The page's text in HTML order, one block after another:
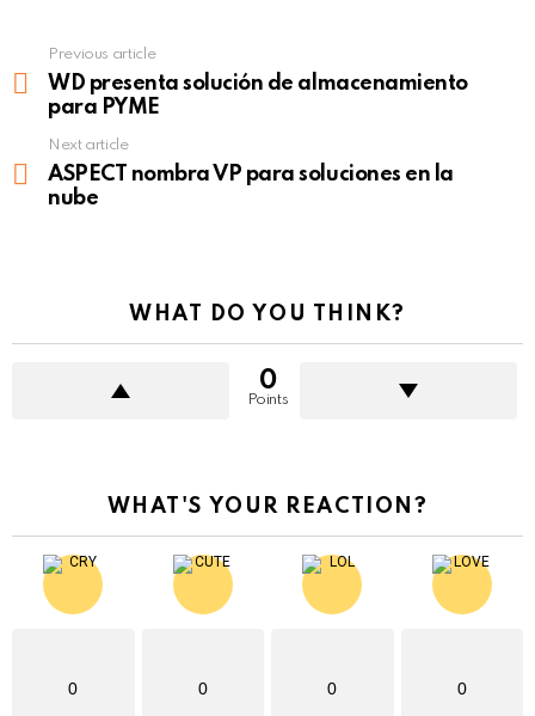
more
Previous article
WD presenta solución de almacenamiento
para PYME
Next article
ASPECT nombra VP para soluciones en la
nube
WHAT DO YOU THINK?
0
Points
WHAT'S YOUR REACTION?
0 0 0 0